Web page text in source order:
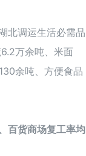
北调运生活必需品
万余吨、米面
余吨、方便食品
百货商场复工率均